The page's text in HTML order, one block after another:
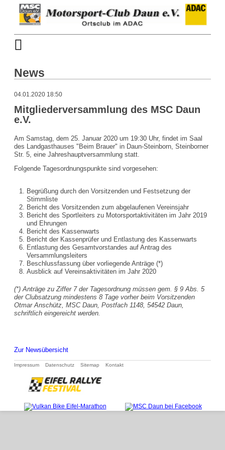
News
04.01.2020 18:50
Mitgliederversammlung des MSC Daun
e.V.
Am Samstag, dem 25. Januar 2020 um 19:30 Uhr, findet im Saal
des Landgasthauses "Beim Brauer" in Daun-Steinborn, Steinborner
Str. 5, eine Jahreshauptversammlung statt.
Folgende Tagesordnungspunkte sind vorgesehen:
Begrüßung durch den Vorsitzenden und Festsetzung der
Stimmliste
Bericht des Vorsitzenden zum abgelaufenen Vereinsjahr
Bericht des Sportleiters zu Motorsportaktivitäten im Jahr 2019
und Ehrungen
Bericht des Kassenwarts
Bericht der Kassenprüfer und Entlastung des Kassenwarts
Entlastung des Gesamtvorstandes auf Antrag des
Versammlungsleiters
Beschlussfassung über vorliegende Anträge (*)
Ausblick auf Vereinsaktivitäten im Jahr 2020
(*) Anträge zu Ziffer 7 der Tagesordnung müssen gem. § 9 Abs. 5
der Clubsatzung mindestens 8 Tage vorher beim Vorsitzenden
Otmar Anschütz, MSC Daun, Postfach 1148, 54542 Daun,
schriftlich eingereicht werden.
Zur Newsübersicht
Navigation
Impressum Datenschutz Sitemap Kontakt